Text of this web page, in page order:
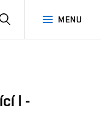
MENU
I -